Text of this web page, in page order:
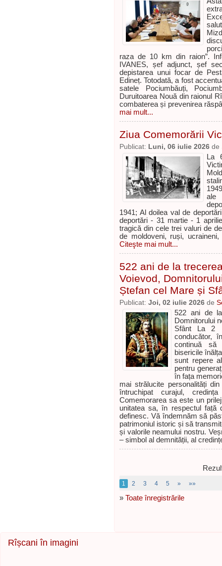
raza de 10 km din raion”.
IVANES, șef adjunct, șef
depistarea unui focar de
Edineț. Totodată, a fost
satele Pociumbăuți,
Duruitoarea Nouă din raionul
combaterea și prevenirea
mai mult...
Ziua Comemorării
Publicat: Luni, 06 iulie 2026 de
La
ale
1941; Al doilea val de
deportări - 31 martie - 1
tragică din cele trei valuri de
de moldoveni, ruși,
Citeşte mai mult...
522 ani de la
Voievod,
Ștefan cel Mare și
Publicat: Joi, 02 iulie 2026 de
522 ani de
Domnitorului
Sfânt La 2
conducător,
continuă să
bisericile
sunt repere
pentru
în fața
mai strălucite personalități
întruchipat curajul,
Comemorarea sa este un
unitatea sa, în respectul
definesc. Vă îndemnăm să
patrimoniul istoric și să
și valorile neamului nostru.
– simbol al demnității, al
1 2 3 4 5 » »»
» Toate înregistrările
Rîșcani în imagini